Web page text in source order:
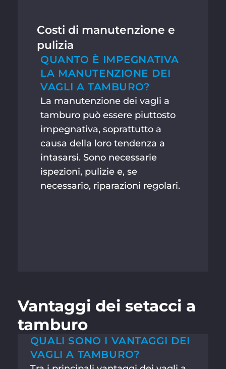
Costi di manutenzione e
pulizia
QUANTO È IMPEGNATIVA
LA MANUTENZIONE DEI
VAGLI A TAMBURO?
La manutenzione dei vagli a
tamburo può essere piuttosto
impegnativa, soprattutto a
causa della loro tendenza a
intasarsi. Sono necessarie
ispezioni, pulizie e, se
necessario, riparazioni regolari.
Vantaggi dei setacci a
tamburo
QUALI SONO I VANTAGGI DEI
VAGLI A TAMBURO?